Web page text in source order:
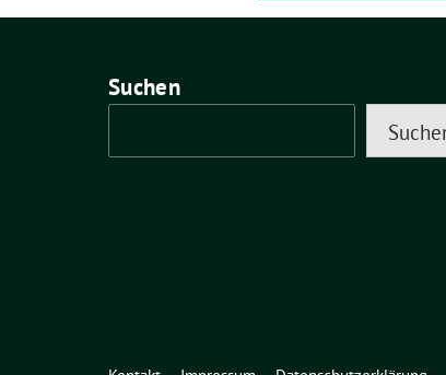
Suchen